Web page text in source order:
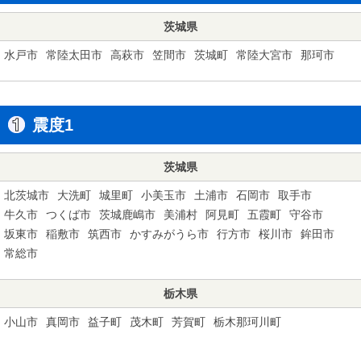
茨城県
水戸市 常陸太田市 高萩市 笠間市 茨城町 常陸大宮市 那珂市
震度1
茨城県
北茨城市 大洗町 城里町 小美玉市 土浦市 石岡市
取手市
牛久市
つくば市 茨城鹿嶋市 美浦村 阿見町 五霞町
守谷市
坂東市
稲敷市 筑西市 かすみがうら市 行方市 桜川市
鉾田市
常総市
栃木県
小山市 真岡市 益子町 茂木町 芳賀町 栃木那珂川町